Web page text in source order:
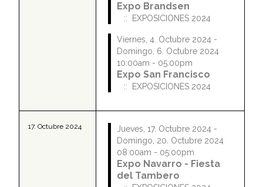
Expo Brandsen
:: EXPOSICIONES 2024
Viernes, 4. Octubre 2024 -
Domingo, 6. Octubre 2024
10:00am - 05:00pm
Expo San Francisco
:: EXPOSICIONES 2024
17. Octubre 2024
Jueves, 17. Octubre 2024 -
Domingo, 20. Octubre 2024
08:00am - 05:00pm
Expo Navarro - Fiesta
del Tambero